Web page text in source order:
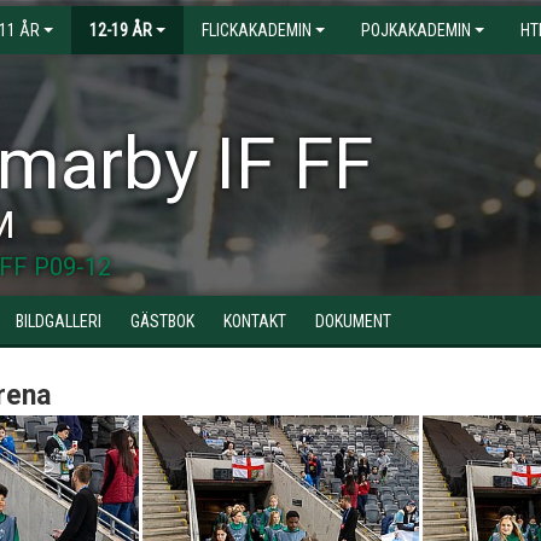
ÅR 12-19 ÅR FLICKAKADEMIN POJKAKADEMIN
IF FF
P09-12
BILDGALLERI GÄSTBOK KONTAKT DOKUMENT